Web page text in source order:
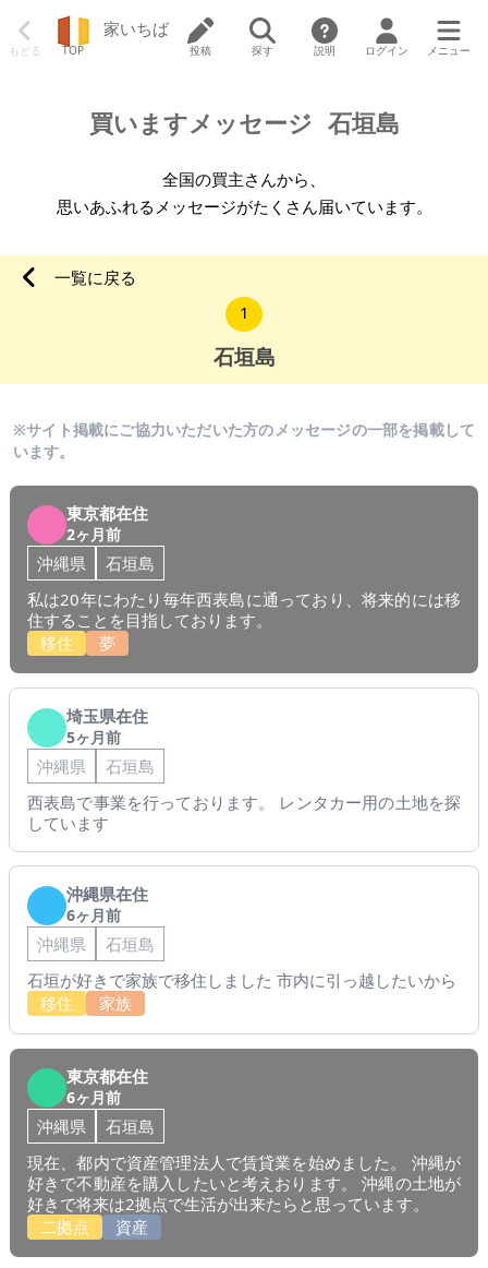
もどる TOP
家いちば
投稿 探す 説明 ログイン メニュー
買いますメッセージ 石垣島
全国の買主さんから、
思いあふれるメッセージがたくさん届いています。
一覧に戻る
1
石垣島
※サイト掲載にご協力いただいた方のメッセージの一部を掲載して
います。
東京都在住
2ヶ月前
沖縄県
石垣島
私は20年にわたり毎年西表島に通っており、将来的には移
住することを目指しております。
移住
夢
埼玉県在住
5ヶ月前
沖縄県
石垣島
西表島で事業を行っております。 レンタカー用の土地を探
しています
沖縄県在住
6ヶ月前
沖縄県
石垣島
石垣が好きで家族で移住しました 市内に引っ越したいから
移住
家族
東京都在住
6ヶ月前
沖縄県
石垣島
現在、都内で資産管理法人で賃貸業を始めました。 沖縄が
好きで不動産を購入したいと考えおります。 沖縄の土地が
好きで将来は2拠点で生活が出来たらと思っています。
二拠点
資産